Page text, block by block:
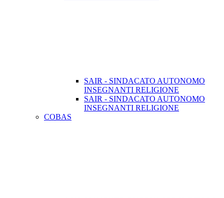
SAIR - SINDACATO AUTONOMO
INSEGNANTI RELIGIONE
SAIR - SINDACATO AUTONOMO
INSEGNANTI RELIGIONE
COBAS